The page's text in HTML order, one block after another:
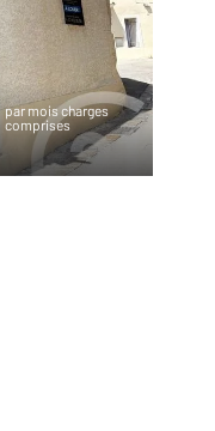
par mois charges
comprises